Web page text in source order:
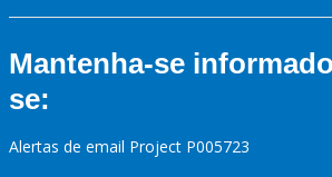
Mantenha-se
se:
Alertas de email Project P005723